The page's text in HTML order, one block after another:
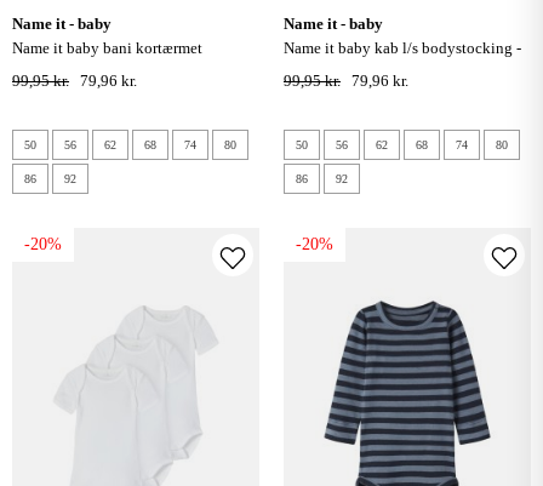
name it - baby
name it baby bani kortærmet
bodystocking - shadow
99,95 kr. 79,96 kr.
50 56 62 68 74 80
86 92
name it - baby
name it baby kab l/s bodystocking -
sort
99,95 kr. 79,96 kr.
50 56 62 68 74 80
86 92
-20% -20%